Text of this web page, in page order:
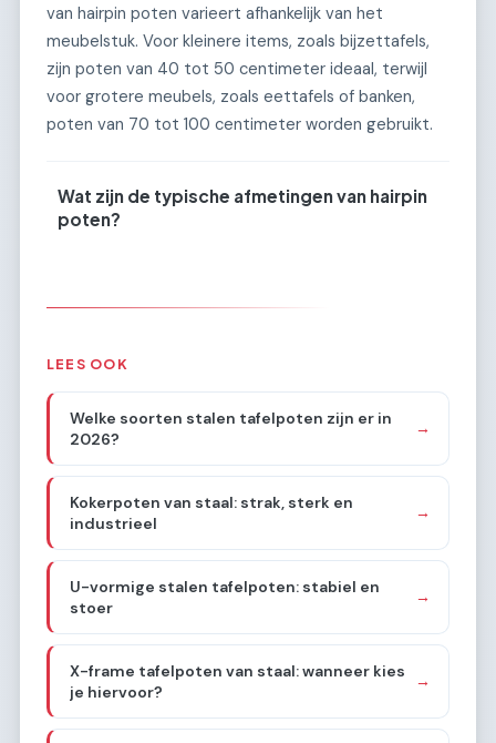
van hairpin poten varieert afhankelijk van het
meubelstuk. Voor kleinere items, zoals bijzettafels,
zijn poten van 40 tot 50 centimeter ideaal, terwijl
voor grotere meubels, zoals eettafels of banken,
poten van 70 tot 100 centimeter worden gebruikt.
Wat zijn de typische afmetingen van hairpin
poten?
LEES OOK
Welke soorten stalen tafelpoten zijn er in
2026?
→
Kokerpoten van staal: strak, sterk en
industrieel
→
U-vormige stalen tafelpoten: stabiel en
stoer
→
X-frame tafelpoten van staal: wanneer kies
je hiervoor?
→